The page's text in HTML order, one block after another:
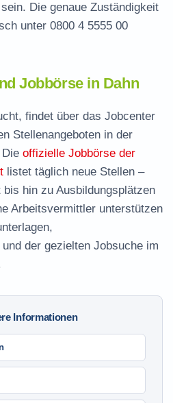
Die genaue Zuständigkeit
unter 0800 4 5555 00
Jobbörse in Dahn
findet über das Jobcenter
Stellenangeboten in der
offizielle Jobbörse der
listet täglich neue Stellen –
hin zu Ausbildungsplätzen
Arbeitsvermittler unterstützen
der gezielten Jobsuche im
Informationen